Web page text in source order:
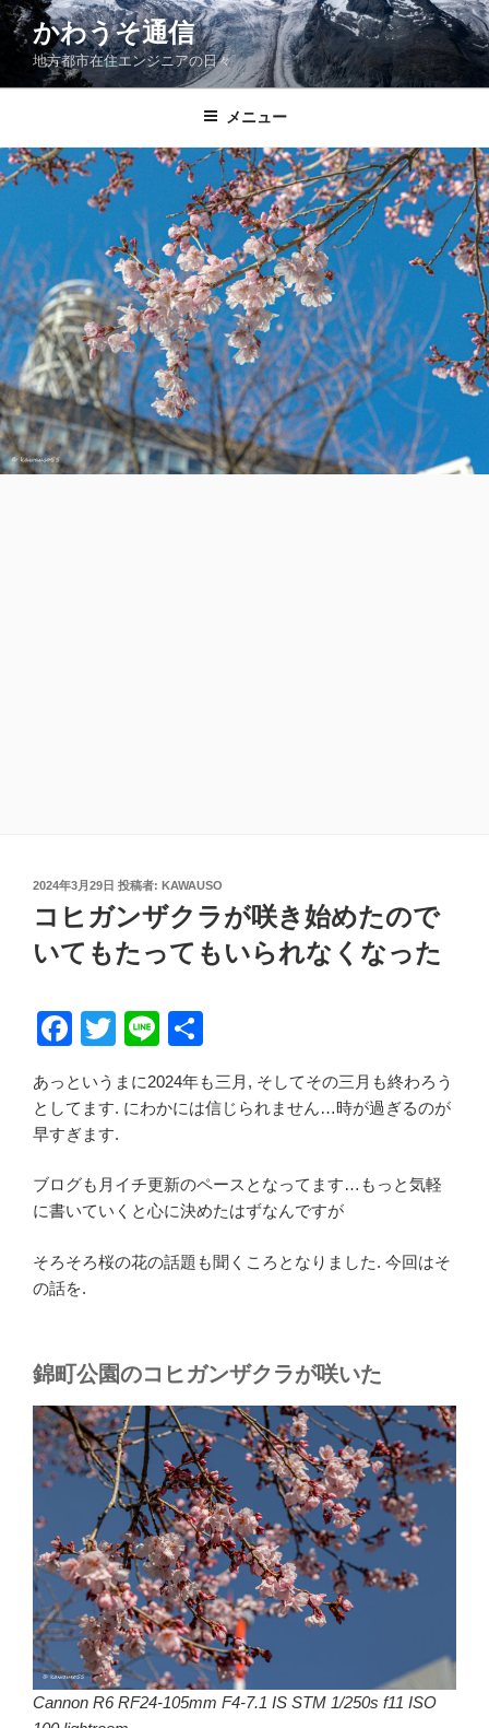
コ
ン
ン
ス
キ
ッ
プ
かわうそ通信
地方都市在住エンジニアの日々
メニュー
投
日:
2024年3月29日 投稿者: KAWAUSO
コヒガンザクラが咲き始めたので
いてもたってもいられなくなった
F
c
e
b
o
k
T
tt
er
Li
e
あっというまに2024年も三月, そしてその三月も終わろう
としてます. にわかには信じられません…時が過ぎるのが
早すぎます.
ブログも月イチ更新のペースとなってます…もっと気軽
に書いていくと心に決めたはずなんですが
そろそろ桜の花の話題も聞くころとなりました. 今回はそ
の話を.
錦町公園のコヒガンザクラが咲いた
Cannon R6 RF24-105mm F4-7.1 IS STM 1/250s f11 ISO